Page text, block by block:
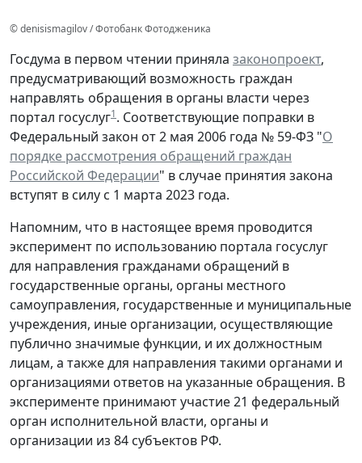
© denisismagilov / Фотобанк Фотодженика
Госдума в первом чтении приняла законопроект,
предусматривающий возможность граждан
направлять обращения в органы власти через
портал госуслуг1. Соответствующие поправки в
Федеральный закон от 2 мая 2006 года № 59-ФЗ "О
порядке рассмотрения обращений граждан
Российской Федерации" в случае принятия закона
вступят в силу с 1 марта 2023 года.
Напомним, что в настоящее время проводится
эксперимент по использованию портала госуслуг
для направления гражданами обращений в
государственные органы, органы местного
самоуправления, государственные и муниципальные
учреждения, иные организации, осуществляющие
публично значимые функции, и их должностным
лицам, а также для направления такими органами и
организациями ответов на указанные обращения. В
эксперименте принимают участие 21 федеральный
орган исполнительной власти, органы и
организации из 84 субъектов РФ.